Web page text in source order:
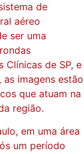
de
aéreo
ser uma
de SP, e
imagens estão
que atuam na
região.
em uma área
um período